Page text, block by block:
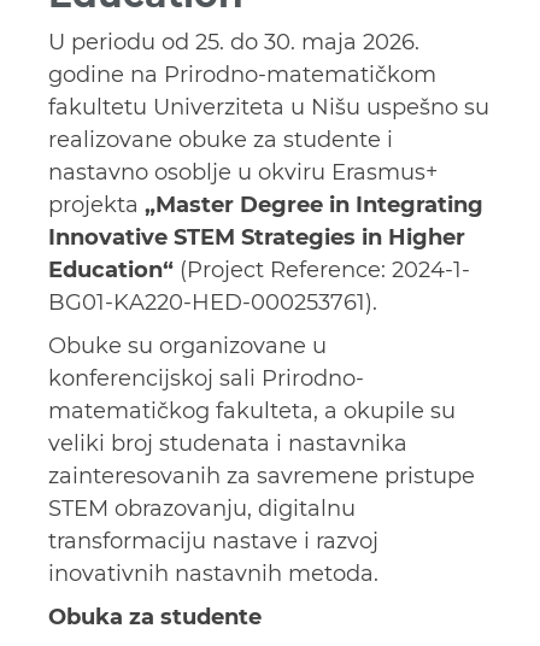
U periodu od 25. do 30. maja 2026.
godine na Prirodno-matematičkom
fakultetu Univerziteta u Nišu uspešno su
realizovane obuke za studente i
nastavno osoblje u okviru Erasmus+
projekta „Master Degree in Integrating
Innovative STEM Strategies in Higher
Education“ (Project Reference: 2024-1-
BG01-KA220-HED-000253761).
Obuke su organizovane u
konferencijskoj sali Prirodno-
matematičkog fakulteta, a okupile su
veliki broj studenata i nastavnika
zainteresovanih za savremene pristupe
STEM obrazovanju, digitalnu
transformaciju nastave i razvoj
inovativnih nastavnih metoda.
Obuka za studente